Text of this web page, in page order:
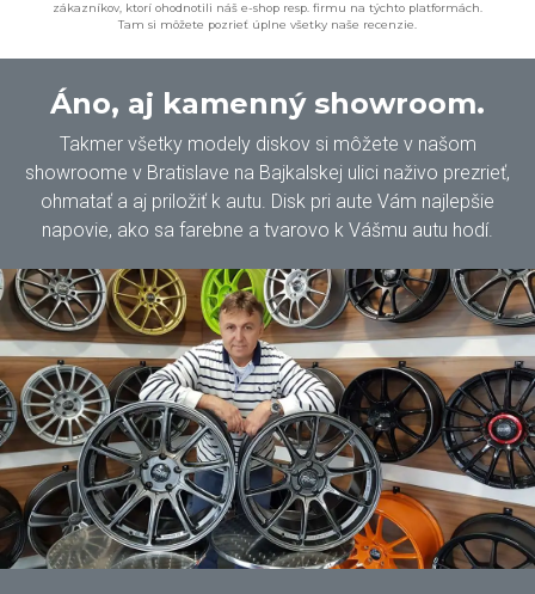
zákazníkov, ktorí ohodnotili náš e-shop resp. firmu na týchto platformách.
Tam si môžete pozrieť úplne všetky naše recenzie.
Áno, aj kamenný showroom.
Takmer všetky modely diskov si môžete v našom
showroome v Bratislave na Bajkalskej ulici naživo prezrieť,
ohmatať a aj priložiť k autu. Disk pri aute Vám najlepšie
napovie, ako sa farebne a tvarovo k Vášmu autu hodí.